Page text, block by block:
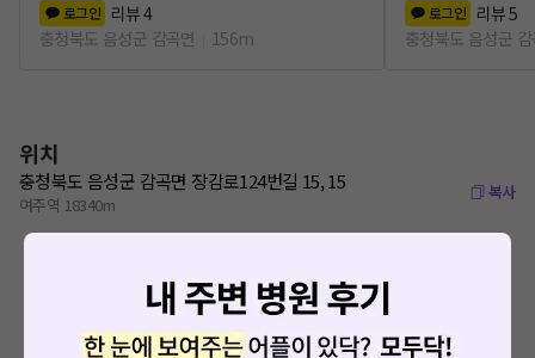
로그인 리뷰4
충청북도 음성군 감곡면
156m
로그인 리뷰5
충청북도 음성군
위치
충청북도 음성군 감곡면 장감로124번길 15, 15
여주역 18340m
복사